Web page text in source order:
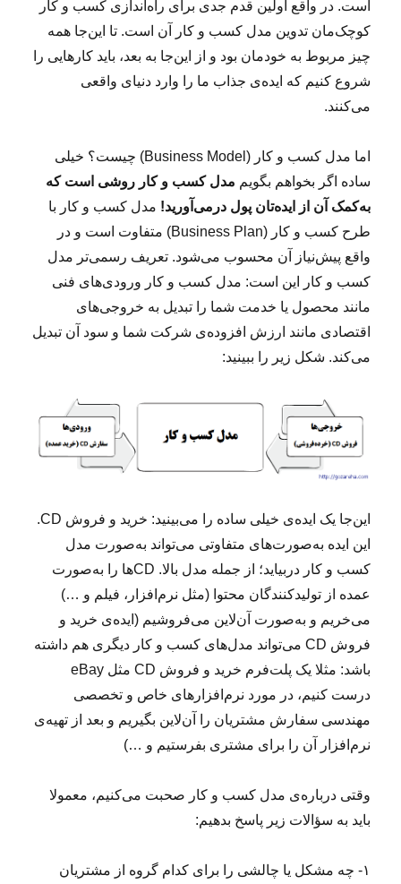
است. در واقع اولین قدم جدی برای راه‌اندازی کسب و کار
کوچک‌مان تدوین مدل کسب و کار آن است. تا این‌‌جا همه
چیز مربوط به خودمان بود و از این‌جا به‌ بعد، باید کارهایی را
شروع کنیم که ایده‌ی جذاب ما را وارد دنیای واقعی
می‌کنند.
اما مدل کسب و کار (Business Model) چیست؟ خیلی
ساده اگر بخواهم بگویم مدل کسب و کار روشی است که
به‌کمک آن از ایده‌تان پول درمی‌آورید! مدل کسب و کار با
طرح کسب و کار (Business Plan) متفاوت است و در
واقع پیش‌نیاز آن محسوب می‌شود. تعریف رسمی‌تر مدل
کسب و کار این است: مدل کسب و کار ورودی‌های فنی
مانند محصول یا خدمت شما را تبدیل به خروجی‌های
اقتصادی مانند ارزش افزوده‌ی شرکت شما و سود آن تبدیل
می‌کند. شکل زیر را ببینید:
این‌جا یک ایده‌ی خیلی ساده را می‌بینید: خرید و فروش CD.
این ایده به‌صورت‌های متفاوتی می‌تواند به‌صورت مدل
کسب و کار دربیاید؛ از جمله مدل بالا. CDها را به‌صورت
عمده از تولیدکنندگان محتوا (مثل نرم‌افزار، فیلم و …)
می‌خریم و به‌صورت آن‌لاین می‌فروشیم (ایده‌ی خرید و
فروش CD می‌تواند مدل‌های کسب و کار دیگری هم داشته
باشد: مثلا یک پلت‌فرم خرید و فروش CD مثل eBay
درست کنیم، در مورد نرم‌افزارهای خاص و تخصصی
مهندسی سفارش‌ مشتریان را آن‌لاین بگیریم و بعد از تهیه‌ی
نرم‌افزار آن را برای مشتری بفرستیم و …)
وقتی درباره‌ی مدل کسب و کار صحبت می‌کنیم، معمولا
باید به سؤالات زیر پاسخ بدهیم:
۱- چه مشکل یا چالشی را برای کدام گروه از مشتریان